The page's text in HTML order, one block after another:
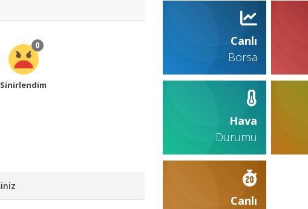
0
Sinirlendim
Canlı
Borsa
Hava
Durumu
Canlı